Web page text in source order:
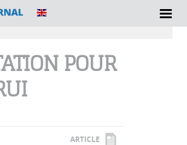
POUR
ARTICLE